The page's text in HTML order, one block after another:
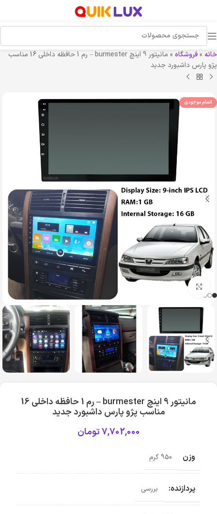
خانه »فروشگاه »
مانیتور 9 اینچ burmester – رم 1 حافظه داخلی 16 مناسب
پژو پارس داشبورد جدید
اتمام موجودی
بزرگنمایی تصویر
مانیتور 9 اینچ burmester – رم 1 حافظه داخلی 16
مناسب پژو پارس داشبورد جدید
7,702,000تومان
وزن 950 گرم
پردازنده: بررسی